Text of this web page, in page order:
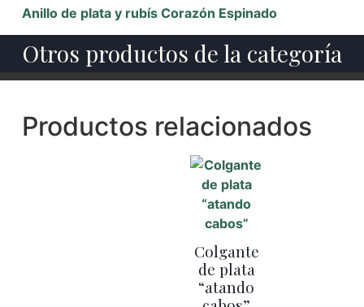
Anillo de plata y rubís Corazón Espinado
Otros productos de la categoría
Productos relacionados
Colgante
de plata
“atando